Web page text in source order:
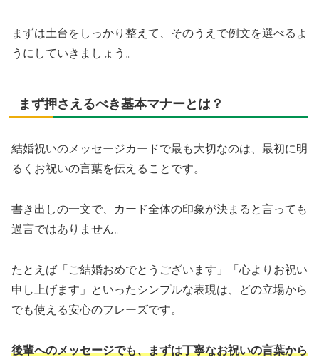
まずは土台をしっかり整えて、そのうえで例文を選べるよ
うにしていきましょう。
まず押さえるべき基本マナーとは？
結婚祝いのメッセージカードで最も大切なのは、最初に明
るくお祝いの言葉を伝えることです。
書き出しの一文で、カード全体の印象が決まると言っても
過言ではありません。
たとえば「ご結婚おめでとうございます」「心よりお祝い
申し上げます」といったシンプルな表現は、どの立場から
でも使える安心のフレーズです。
後輩へのメッセージでも、まずは丁寧なお祝いの言葉から